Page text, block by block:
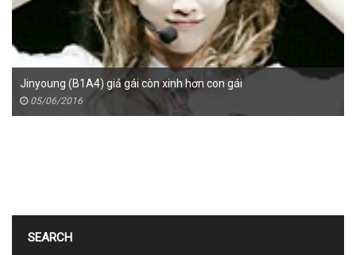
Jinyoung (B1A4) giả gái còn xinh hơn con gái
05/06/2016
SEARCH